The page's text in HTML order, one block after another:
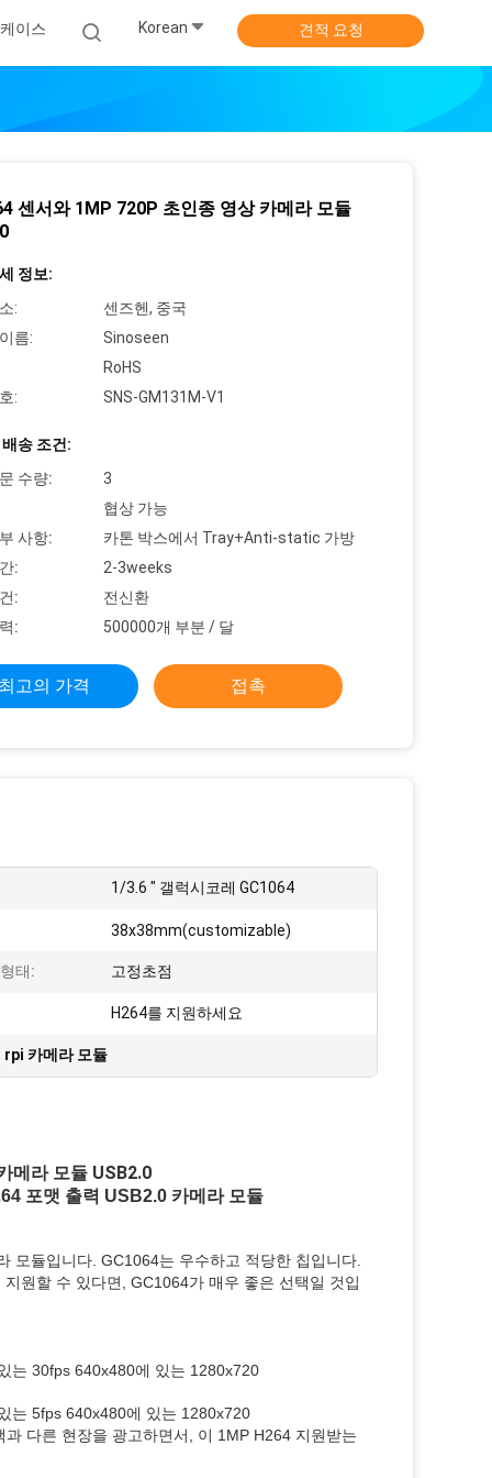
이스 Korean 견적 요청
센서와 1MP 720P 초인종 영상 카메라 모듈
정보:
:
센즈헨, 중국
름:
Sinoseen
RoHS
:
SNS-GM131M-V1
송 조건:
수량:
3
협상 가능
사항:
카톤 박스에서 Tray+Anti-static 가방
:
2-3weeks
:
전신환
:
500000개 부분 / 달
고의 가격 접촉
1/3.6 " 갤럭시코레 GC1064
38x38mm(customizable)
태: 고정초점
H264를 지원하세요
rpi 카메라 모듈
메라 모듈 USB2.0
포맷 출력 USB2.0 카메라 모듈
모듈입니다. GC1064는 우수하고 적당한 칩입니다.
원할 수 있다면, GC1064가 매우 좋은 선택일 것입
는 30fps 640x480에 있는 1280x720
는 5fps 640x480에 있는 1280x720
다른 현장을 광고하면서, 이 1MP H264 지원받는